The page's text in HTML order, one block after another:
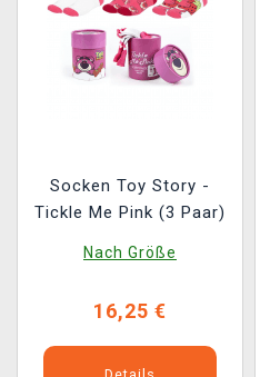
Socken Toy Story -
Tickle Me Pink (3 Paar)
Nach Größe
16,25 €